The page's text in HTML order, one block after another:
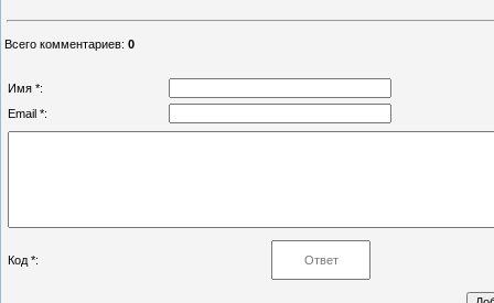
Всего комментариев: 0
Имя *:
Email *:
Код *: